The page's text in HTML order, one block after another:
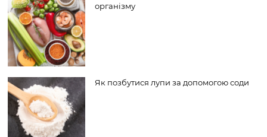
організму
Як позбутися лупи за допомогою соди